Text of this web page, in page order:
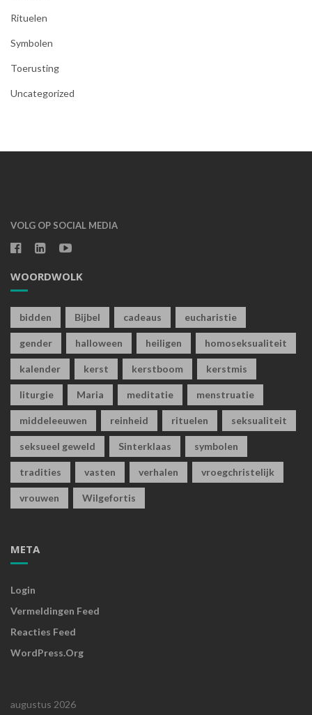
Rituelen
Symbolen
Toerusting
Uncategorized
VOLG OP SOCIAL MEDIA
WOORDWOLK
bidden Bijbel cadeaus eucharistie
gender halloween heiligen homoseksualiteit
kalender kerst kerstboom kerstmis
liturgie Maria meditatie menstruatie
middeleeuwen reinheid rituelen seksualiteit
seksueel geweld Sinterklaas symbolen
tradities vasten verhalen vroegchristelijk
vrouwen Wilgefortis
META
Login
Vermeldingen Feed
Reacties Feed
WordPress.org
augustus 2026